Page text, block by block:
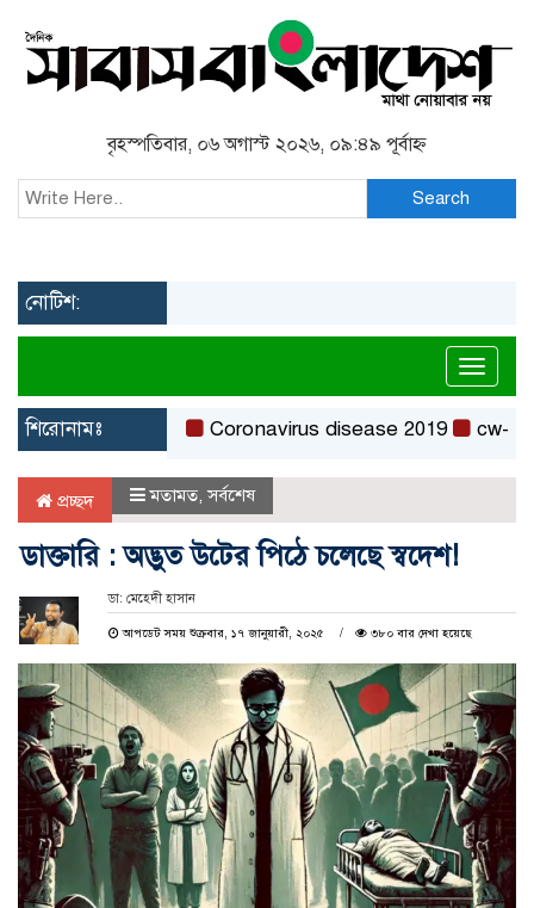
বৃহস্পতিবার, ০৬ অগাস্ট ২০২৬, ০৯:৪৯ পূর্বাহ্ন
Search
নোটিশ:
শিরোনামঃ Coronavirus disease 2019 cw-
প্রচ্ছদ মতামত,সর্বশেষ
ডাক্তারি : অদ্ভুত উটের পিঠে চলেছে স্বদেশ!
ডা: মেহেদী হাসান
আপডেট সময় শুক্রবার, ১৭ জানুয়ারী, ২০২৫ ৩৮০ বার দেখা হয়েছে